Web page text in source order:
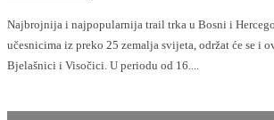
Najbrojnija i najpopularnija trail trka u Bosni i
učesnicima iz preko 25 zemalja svijeta, održat će se i
Bjelašnici i Visočici. U periodu od 16....